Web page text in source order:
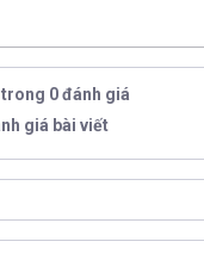
0 đánh giá
giá bài viết